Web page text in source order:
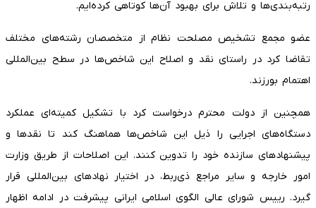
رتبه‌بندی‌ها و تلاش برای بهبود آن‌ها کوتاهی کرده‌ایم.
عضو مجمع تشخیص مصلحت نظام از متخصصان رشته‌های مختلف
تقاضا کرد در راستای نقد و اصلاح این شاخص‌ها در سطح بین‌المللی
اهتمام بورزند.
همچنین از دولت محترم درخواست کرد با تشکیل کمیته‌ای عملکرد
دستگاه‌های اجرایی را ذیل این شاخص‌ها هماهنگ کند تا نقدها و
پیشنهادهای سازنده خود را تدوین کنند. این اصلاحات از طریق وزارت
امور خارجه و سایر مراجع ذی‌ربط، در اختیار نهادهای بین‌المللی قرار
گیرد. رییس شورای عالی الگوی اسلامی ایرانی پیشرفت در ادامه اظهار